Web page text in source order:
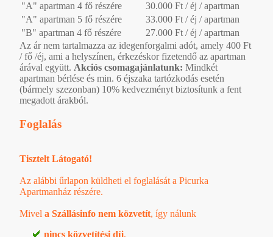
"A" apartman 4 fő részére
30.000 Ft / éj / apartman
"A" apartman 5 fő részére
33.000 Ft / éj / apartman
"B" apartman 4 fő részére
27.000 Ft / éj / apartman
Az ár nem tartalmazza az idegenforgalmi adót, amely 400 Ft
/ fő /éj, ami a helyszínen, érkezéskor fizetendő az apartman
árával együtt. Akciós csomagajánlatunk: Mindkét
apartman bérlése és min. 6 éjszaka tartózkodás esetén
(bármely szezonban) 10% kedvezményt biztosítunk a fent
megadott árakból.
Foglalás
Tisztelt Látogató!
Az alábbi űrlapon küldheti el foglalását a Picurka
Apartmanház részére.
Mivel a Szállásinfo nem közvetít, így nálunk
nincs közvetítési díj,